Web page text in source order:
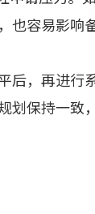
容易影响
后，再进行
划保持一致